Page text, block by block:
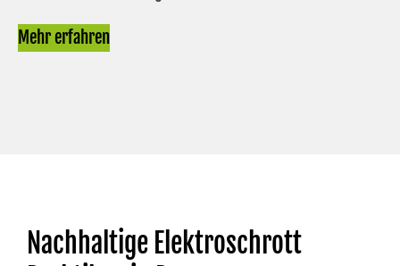
Mehr erfahren
Nachhaltige Elektroschrott